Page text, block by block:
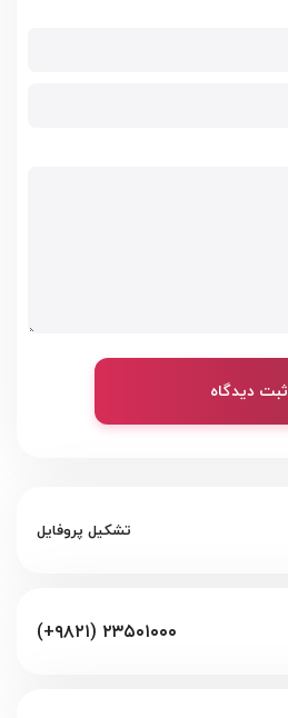
ثبت دیدگاه
تشکیل پروفایل
(+۹۸۲۱) ۲۳۵۰۱۰۰۰